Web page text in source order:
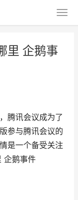
里 企鹅事
腾讯会议成为了
参与腾讯会议的
是一个备受关注
企鹅事件